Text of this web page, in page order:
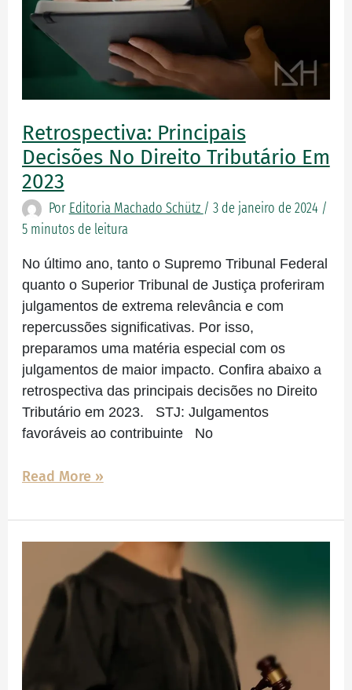
Retrospectiva: Principais
Decisões No Direito Tributário Em
2023
Por Editoria Machado Schütz / 3 de janeiro de 2024 /
5 minutos de leitura
No último ano, tanto o Supremo Tribunal Federal
quanto o Superior Tribunal de Justiça proferiram
julgamentos de extrema relevância e com
repercussões significativas. Por isso,
preparamos uma matéria especial com os
julgamentos de maior impacto. Confira abaixo a
retrospectiva das principais decisões no Direito
Tributário em 2023. STJ: Julgamentos
favoráveis ao contribuinte No
Read More »
Julgamentos
tributários:
STJ
definem
futuro